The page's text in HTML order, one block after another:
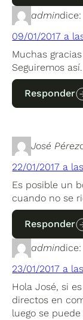
admindice:
09/01/2017 a
Muchas
Seguiremos
Responder
José Pérez
22/01/2017 a
Es posible un
cuando no se
Responder
admindice:
23/01/2017 a
Hola José, si
directos en
luego se